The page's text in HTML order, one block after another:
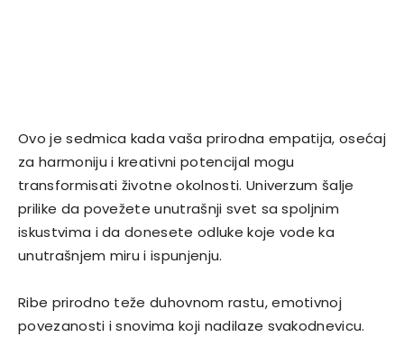
Ovo je sedmica kada vaša prirodna empatija, osećaj
za harmoniju i kreativni potencijal mogu
transformisati životne okolnosti. Univerzum šalje
prilike da povežete unutrašnji svet sa spoljnim
iskustvima i da donesete odluke koje vode ka
unutrašnjem miru i ispunjenju.
Ribe prirodno teže duhovnom rastu, emotivnoj
povezanosti i snovima koji nadilaze svakodnevicu.